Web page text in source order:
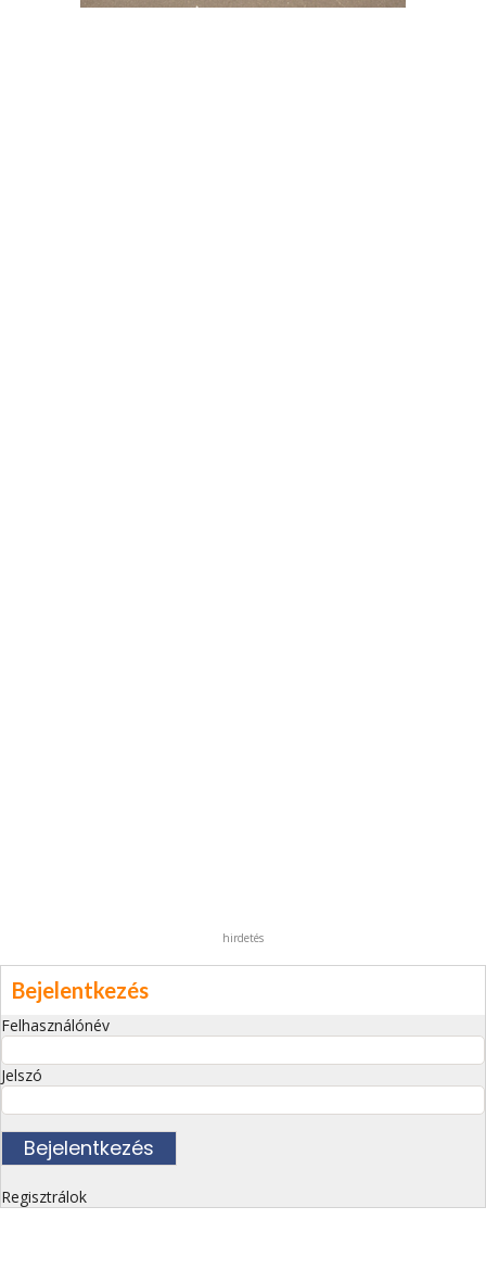
hirdetés
Bejelentkezés
Felhasználónév
Jelszó
Regisztrálok